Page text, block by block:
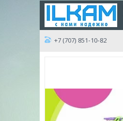
+7 (707) 851-10-82